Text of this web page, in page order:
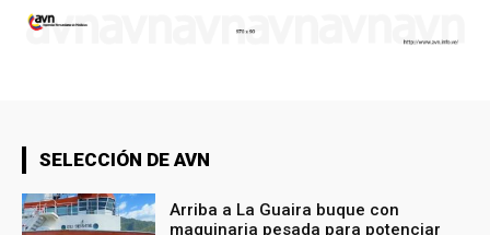
SELECCIÓN DE AVN
Arriba a La Guaira buque con
maquinaria pesada para potenciar